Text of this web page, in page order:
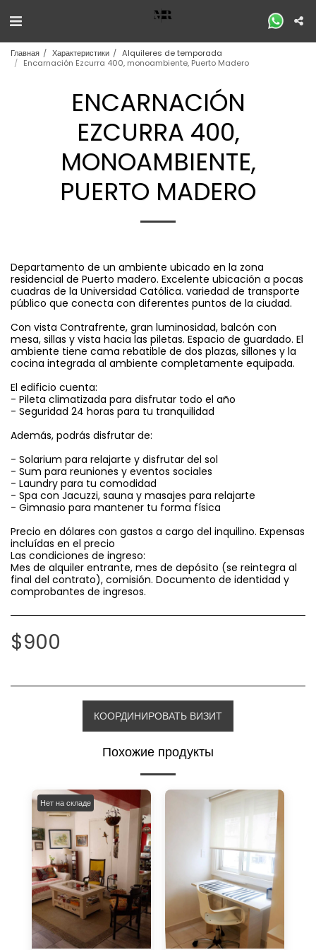
Главная Характеристики
Alquileres de temporada
Encarnación Ezcurra 400, monoambiente, Puerto Madero
ENCARNACIÓN
EZCURRA 400,
MONOAMBIENTE,
PUERTO MADERO
Departamento de un ambiente ubicado en la zona
residencial de Puerto madero. Excelente ubicación a pocas
cuadras de la Universidad Católica. variedad de transporte
público que conecta con diferentes puntos de la ciudad.
Con vista Contrafrente, gran luminosidad, balcón con
mesa, sillas y vista hacia las piletas. Espacio de guardado. El
ambiente tiene cama rebatible de dos plazas, sillones y la
cocina integrada al ambiente completamente equipada.
El edificio cuenta:
- Pileta climatizada para disfrutar todo el año
- Seguridad 24 horas para tu tranquilidad
Además, podrás disfrutar de:
- Solarium para relajarte y disfrutar del sol
- Sum para reuniones y eventos sociales
- Laundry para tu comodidad
- Spa con Jacuzzi, sauna y masajes para relajarte
- Gimnasio para mantener tu forma física
Precio en dólares con gastos a cargo del inquilino. Expensas
incluídas en el precio
Las condiciones de ingreso:
Mes de alquiler entrante, mes de depósito (se reintegra al
final del contrato), comisión. Documento de identidad y
comprobantes de ingresos.
$900
КООРДИНИРОВАТЬ ВИЗИТ
Похожие продукты
Нет на складе